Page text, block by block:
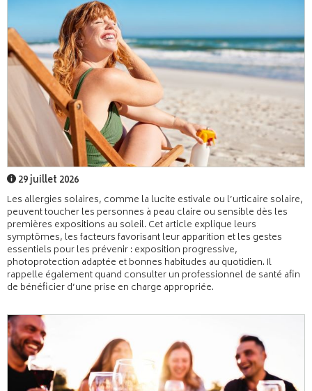
29 juillet 2026
Les allergies solaires, comme la lucite estivale ou l’urticaire solaire,
peuvent toucher les personnes à peau claire ou sensible dès les
premières expositions au soleil. Cet article explique leurs
symptômes, les facteurs favorisant leur apparition et les gestes
essentiels pour les prévenir : exposition progressive,
photoprotection adaptée et bonnes habitudes au quotidien. Il
rappelle également quand consulter un professionnel de santé afin
de bénéficier d’une prise en charge appropriée.